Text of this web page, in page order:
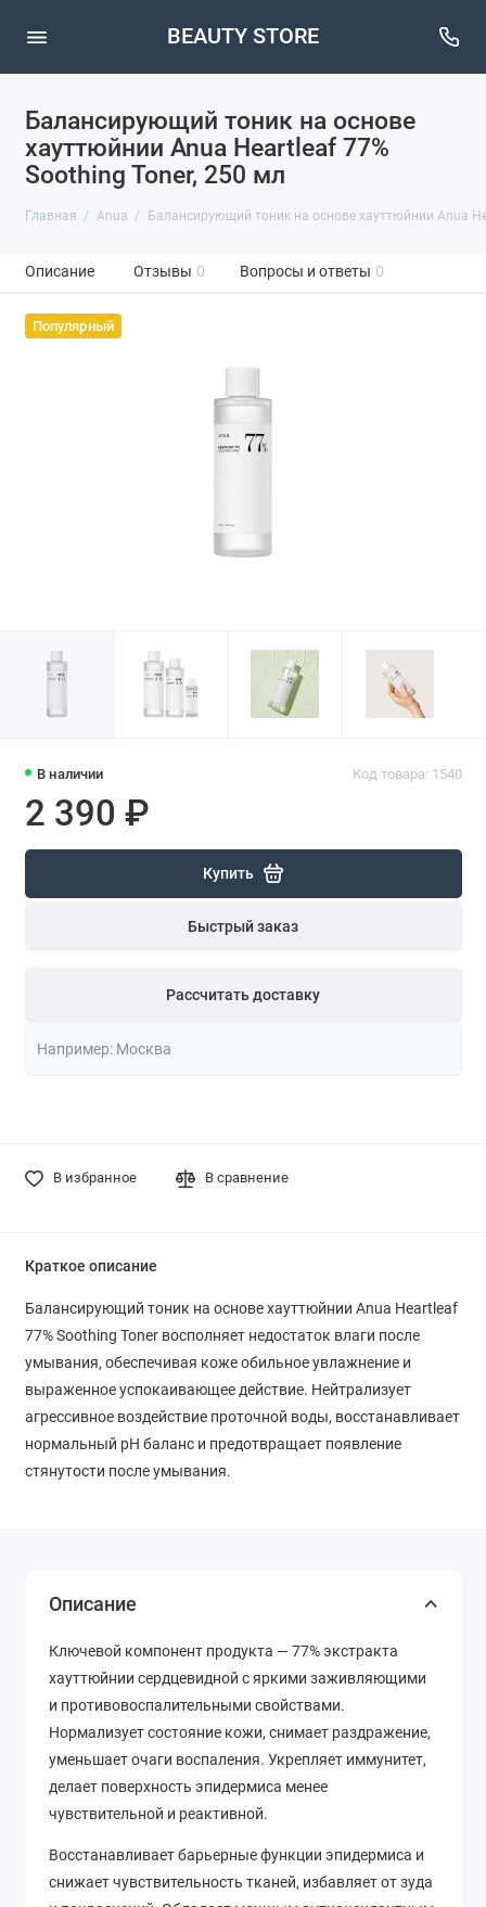
BEAUTY STORE
Балансирующий тоник на основе
хауттюйнии Anua Heartleaf 77%
Soothing Toner, 250 мл
Главная Anua Балансирующий тоник на основе хауттюйнии Anua
Описание Отзывы 0 Вопросы и ответы 0
Популярный
В наличии Код товара: 1540
2 390 ₽
Купить
Быстрый заказ
Рассчитать доставку
В избранное В сравнение
Краткое описание
Балансирующий тоник на основе хауттюйнии Anua Heartleaf
77% Soothing Toner восполняет недостаток влаги после
умывания, обеспечивая коже обильное увлажнение и
выраженное успокаивающее действие. Нейтрализует
агрессивное воздействие проточной воды, восстанавливает
нормальный pH баланс и предотвращает появление
стянутости после умывания.
Описание
Ключевой компонент продукта — 77% экстракта
хауттюйнии сердцевидной с яркими заживляющими
и противовоспалительными свойствами.
Нормализует состояние кожи, снимает раздражение,
уменьшает очаги воспаления. Укрепляет иммунитет,
делает поверхность эпидермиса менее
чувствительной и реактивной.
Восстанавливает барьерные функции эпидермиса и
снижает чувствительность тканей, избавляет от зуда